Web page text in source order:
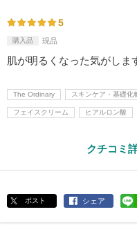
5
購入品 現品
肌が明るくなった気がしま
The Ordinary スキンケア・基礎化
フェイスクリーム ヒアルロン酸
クチコミ
ポスト シェア